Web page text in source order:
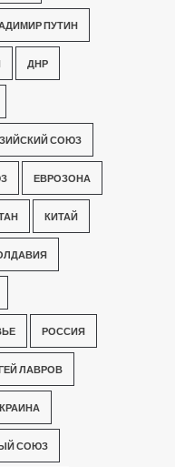
ПУТИН
ДНР
СОЮЗ
ЕВРОЗОНА
КИТАЙ
РОССИЯ
ЛАВРОВ
СОЮЗ